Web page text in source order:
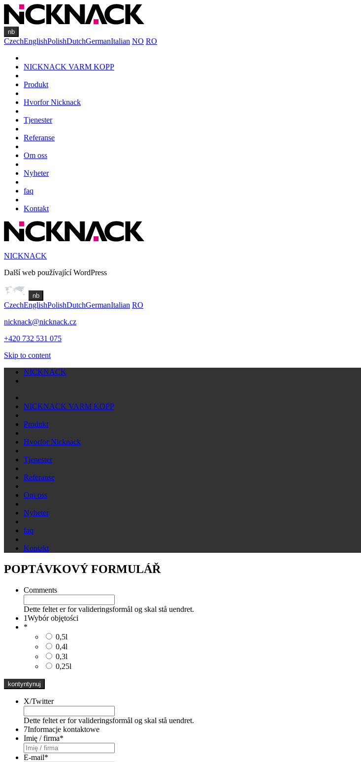
nb
CzechEnglishPolishDutchGermanItalian NO RO
NICKNACK VARM KOPP
Produkt
Hvorfor Nicknack
Tjenester
Referanse
Om oss
Nyheter
faq
Kontakt
NICKNACK
Další web používající WordPress
nb
CzechEnglishPolishDutchGermanItalian RO
nicknack@nicknack.cz
+420 732 531 075
Skip to content
NICKNACK
NICKNACK VARM KOPP
Produkt
Hvorfor Nicknack
Tjenester
Referanse
Om oss
Nyheter
faq
Kontakt
POPTÁVKOVÝ FORMULÁŘ
Comments
Dette feltet er for valideringsformål og skal stå uendret.
1Wybór objętości
*
0,5l
0,4l
0,3l
0,25l
X/Twitter
Dette feltet er for valideringsformål og skal stå uendret.
7Informacje kontaktowe
Imię / firma*
E-mail*